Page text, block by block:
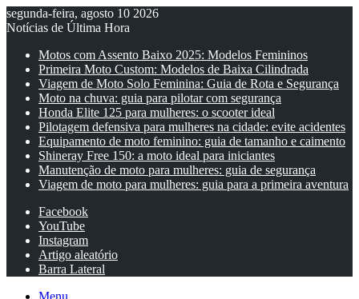
segunda-feira, agosto 10 2026
Notícias de Última Hora
Motos com Assento Baixo 2025: Modelos Femininos
Primeira Moto Custom: Modelos de Baixa Cilindrada
Viagem de Moto Solo Feminina: Guia de Rota e Segurança
Moto na chuva: guia para pilotar com segurança
Honda Elite 125 para mulheres: o scooter ideal
Pilotagem defensiva para mulheres na cidade: evite acidentes
Equipamento de moto feminino: guia de tamanho e caimento
Shineray Free 150: a moto ideal para iniciantes
Manutenção de moto para mulheres: guia de segurança
Viagem de moto para mulheres: guia para a primeira aventura
Facebook
YouTube
Instagram
Artigo aleatório
Barra Lateral
Menu